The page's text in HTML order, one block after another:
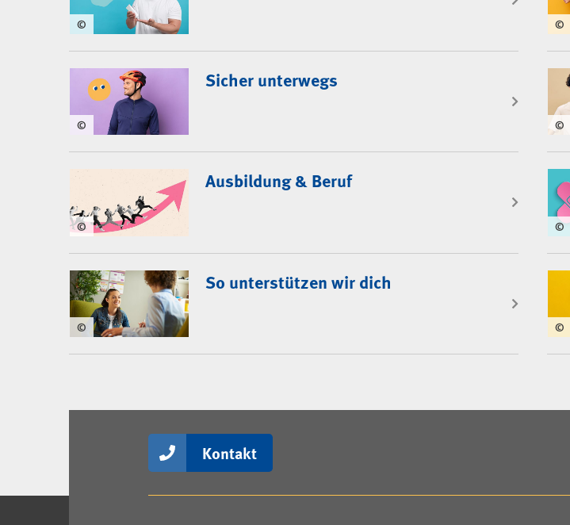
© ©
Sicher unterwegs
© ©
Ausbildung & Beruf
© ©
So unterstützen wir dich
© ©
Kontakt